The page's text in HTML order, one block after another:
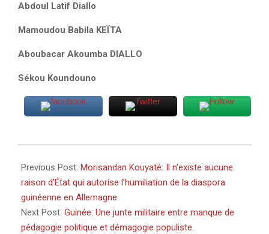
Abdoul Latif Diallo
Mamoudou Babila KEÏTA
Aboubacar Akoumba DIALLO
Sékou Koundouno
04-
15
Previous Post: Morisandan Kouyaté: Il n’existe aucune
raison d’État qui autorise l’humiliation de la diaspora
guinéenne en Allemagne.
Next Post: Guinée: Une junte militaire entre manque de
pédagogie politique et démagogie populiste.